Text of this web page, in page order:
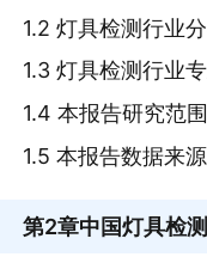
1.2 灯具检测行业
1.3 灯具检测行业
1.4 本报告研究范
1.5 本报告数据来
第2章中国灯具检